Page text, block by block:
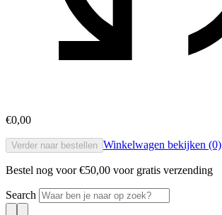
€0,00
Verder naar bestellen Winkelwagen bekijken (0)
Bestel nog voor €50,00 voor gratis verzending
Search